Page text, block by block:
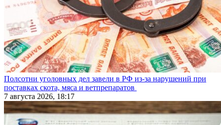
Полсотни уголовных дел завели в РФ из-за нарушений при
поставках скота, мяса и ветпрепаратов
7 августа 2026, 18:17